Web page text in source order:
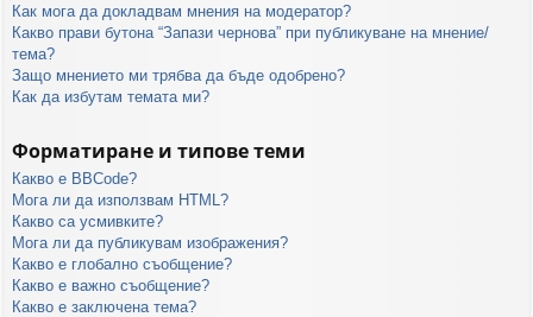
Как мога да докладвам мнения на модератор?
Какво прави бутона “Запази чернова” при публикуване на мнение/
тема?
Защо мнението ми трябва да бъде одобрено?
Как да избутам темата ми?
Форматиране и типове теми
Какво е BBCode?
Мога ли да използвам HTML?
Какво са усмивките?
Мога ли да публикувам изображения?
Какво е глобално съобщение?
Какво е важно съобщение?
Какво е заключена тема?